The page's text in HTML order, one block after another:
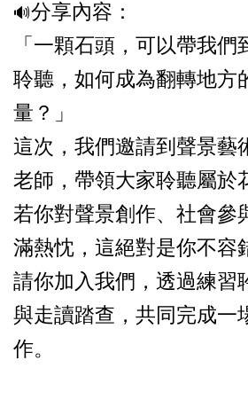
🔊分享內容：
「一顆石頭，可以帶我們
聆聽，如何成為翻轉地方
量？」
這次，我們邀請到聲景藝
老師，帶領大家聆聽屬於
若你對聲景創作、社會參
滿熱忱，這絕對是你不容
請你加入我們，透過練習
與走讀踏查，共同完成一
作。